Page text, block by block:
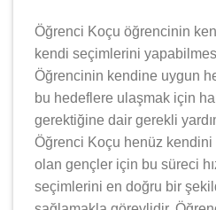
Öğrenci Koçu öğrencinin
kendi seçimlerini
Öğrencinin kendine uygun
bu hedeflere ulaşmak için
gerektiğine dair gerekli
Öğrenci Koçu henüz
olan gençler için bu süreci
seçimlerini en doğru bir